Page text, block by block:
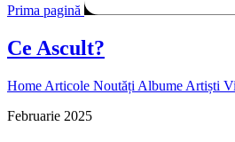
Prima pagină
Ce Ascult?
Home Articole Noutăți Albume Artiști
Februarie 2025